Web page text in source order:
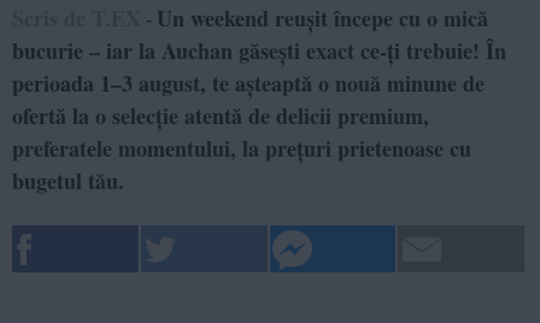
- Un weekend reușit începe cu o mică
bucurie – iar la Auchan găsești exact ce-ți trebuie! În
perioada 1–3 august, te așteaptă o nouă minune de
ofertă la o selecție atentă de delicii premium,
preferatele momentului, la prețuri prietenoase cu
bugetul tău.